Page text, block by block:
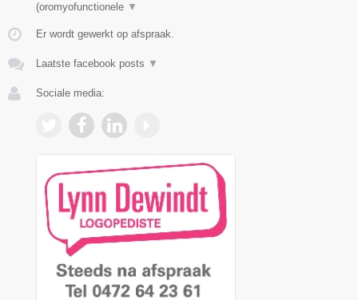
(oromyofunctionele ▼
Er wordt gewerkt op afspraak.
Laatste facebook posts ▼
Sociale media: